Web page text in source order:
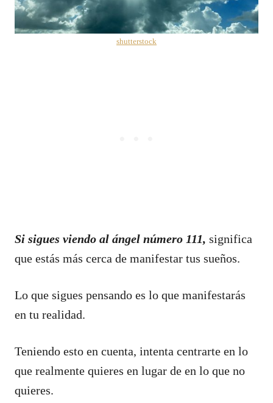
shutterstock
Si sigues viendo al ángel número 111, significa
que estás más cerca de manifestar tus sueños.
Lo que sigues pensando es lo que manifestarás
en tu realidad.
Teniendo esto en cuenta, intenta centrarte en lo
que realmente quieres en lugar de en lo que no
quieres.